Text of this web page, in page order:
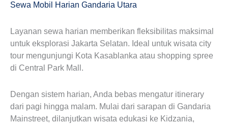
Sewa Mobil Harian Gandaria Utara
Layanan sewa harian memberikan fleksibilitas maksimal
untuk eksplorasi Jakarta Selatan. Ideal untuk wisata city
tour mengunjungi Kota Kasablanka atau shopping spree
di Central Park Mall.
Dengan sistem harian, Anda bebas mengatur itinerary
dari pagi hingga malam. Mulai dari sarapan di Gandaria
Mainstreet, dilanjutkan wisata edukasi ke Kidzania,